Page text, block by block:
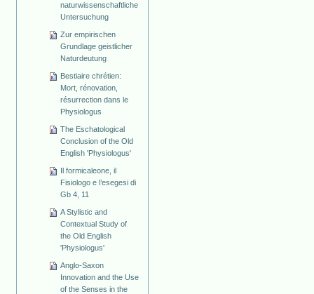
naturwissenschaftliche
Untersuchung
Zur empirischen
Grundlage geistlicher
Naturdeutung
Bestiaire chrétien:
Mort, rénovation,
résurrection dans le
Physiologus
The Eschatological
Conclusion of the Old
English 'Physiologus'
Il formicaleone, il
Fisiologo e l’esegesi di
Gb 4, 11
A Stylistic and
Contextual Study of
the Old English
'Physiologus'
Anglo-Saxon
Innovation and the Use
of the Senses in the